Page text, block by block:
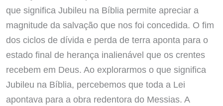
que significa Jubileu na Bíblia permite apreciar a
magnitude da salvação que nos foi concedida. O fim
dos ciclos de dívida e perda de terra aponta para o
estado final de herança inalienável que os crentes
recebem em Deus. Ao explorarmos o que significa
Jubileu na Bíblia, percebemos que toda a Lei
apontava para a obra redentora do Messias. A